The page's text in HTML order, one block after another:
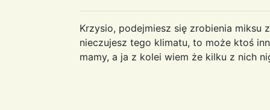
Krzysio, podejmiesz się zrobienia miksu
nieczujesz tego klimatu, to może ktoś
mamy, a ja z kolei wiem że kilku z nich